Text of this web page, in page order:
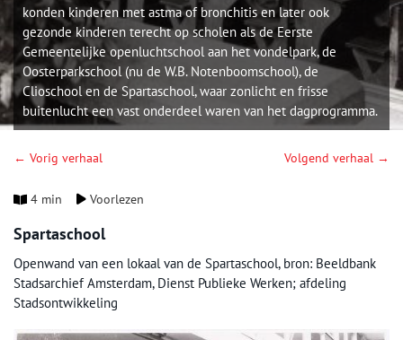
konden kinderen met astma of bronchitis en later ook
gezonde kinderen terecht op scholen als de Eerste
Gemeentelijke openluchtschool aan het vondelpark, de
Oosterparkschool (nu de W.B. Notenboomschool), de
Clioschool en de Spartaschool, waar zonlicht en frisse
buitenlucht een vast onderdeel waren van het dagprogramma.
← Vorig verhaal Volgend verhaal →
4 min Voorlezen
Spartaschool
Openwand van een lokaal van de Spartaschool, bron: Beeldbank
Stadsarchief Amsterdam, Dienst Publieke Werken; afdeling
Stadsontwikkeling